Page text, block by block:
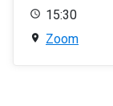
15:30
Zoom